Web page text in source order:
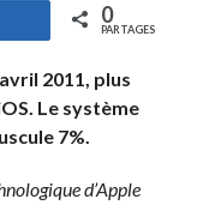
0
PARTAGES
2011, plus
Le système
7%.
d’Apple